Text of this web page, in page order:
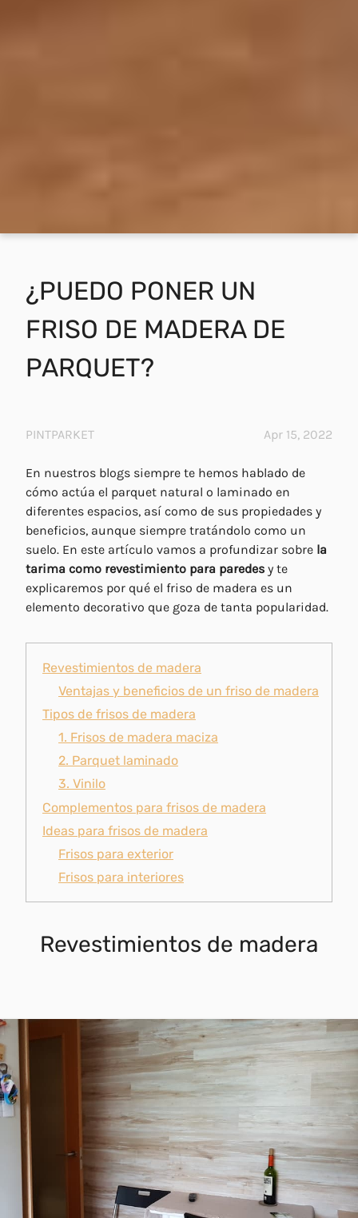
¿PUEDO PONER UN
FRISO DE MADERA DE
PARQUET?
PINTPARKET Apr 15, 2022
En nuestros blogs siempre te hemos hablado de
cómo actúa el parquet natural o laminado en
diferentes espacios, así como de sus propiedades y
beneficios, aunque siempre tratándolo como un
suelo. En este artículo vamos a profundizar sobre la
tarima como revestimiento para paredes y te
explicaremos por qué el friso de madera es un
elemento decorativo que goza de tanta popularidad.
Revestimientos de madera
Ventajas y beneficios de un friso de madera
Tipos de frisos de madera
1. Frisos de madera maciza
2. Parquet laminado
3. Vinilo
Complementos para frisos de madera
Ideas para frisos de madera
Frisos para exterior
Frisos para interiores
Revestimientos de madera